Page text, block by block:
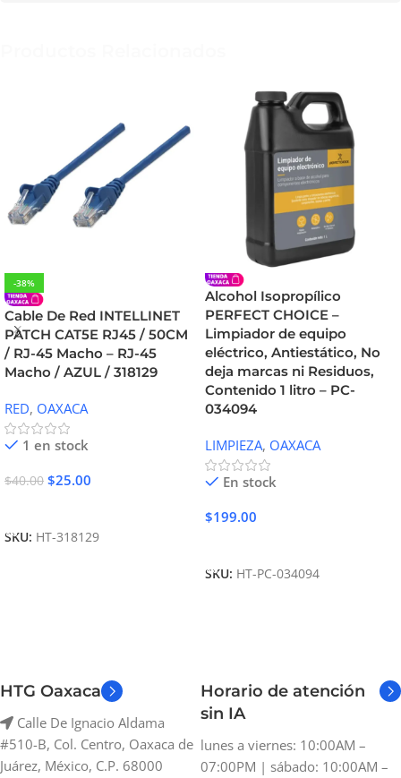
-38%
Cable De Red INTELLINET
PATCH CAT5E RJ45 / 50CM
/ RJ-45 Macho – RJ-45
Macho / AZUL / 318129
RED, OAXACA
1 en stock
$40.00 $25.00
SKU: HT-318129
Alcohol Isopropílico
PERFECT CHOICE –
Limpiador de equipo
eléctrico, Antiestático, No
deja marcas ni Residuos,
Contenido 1 litro – PC-
034094
LIMPIEZA, OAXACA
En stock
$199.00
SKU: HT-PC-034094
HTG Oaxaca
Calle De Ignacio Aldama
#510-B, Col. Centro, Oaxaca de
Juárez, México, C.P. 68000
Horario de atención
sin IA
lunes a viernes: 10:00AM –
07:00PM | sábado: 10:00AM –